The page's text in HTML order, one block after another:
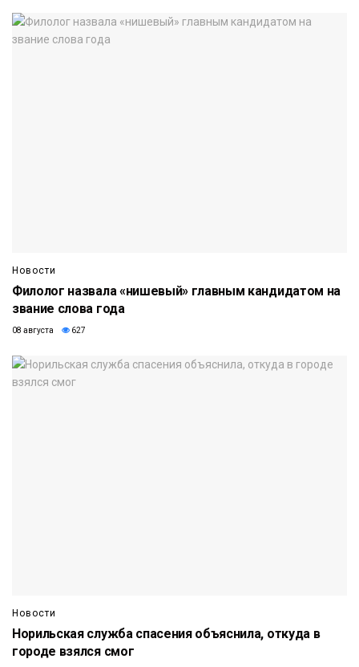
Новости
Филолог назвала «нишевый» главным кандидатом на
звание слова года
08 августа 627
Новости
Норильская служба спасения объяснила, откуда в
городе взялся смог